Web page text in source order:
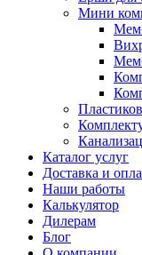
Мини
Каталог услуг
Доставка и
Наши работы
Калькулятор
Дилерам
Блог